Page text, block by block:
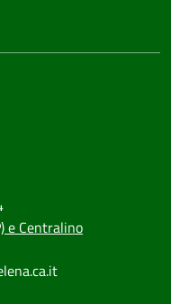
e Centralino